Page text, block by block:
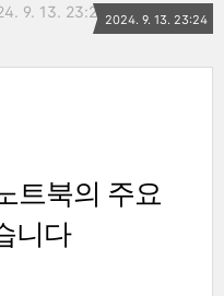
9. 13. 23:242024. 9. 13. 23:24
트북의 주요
니다